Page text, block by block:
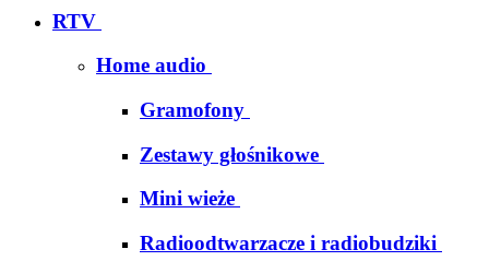
RTV
Home audio
Gramofony
Zestawy głośnikowe
Mini wieże
Radioodtwarzacze i radiobudziki